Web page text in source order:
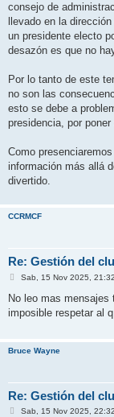
consejo de
llevado en la
un presidente electo
desazón es que no
Por lo tanto de este
no son las
esto se debe a
presidencia, por
Como
información más allá
divertido.
CCRMCF
Re: Gestión del
M
n
a
Sab, 15 Nov 2025, 21:32
No leo mas
imposible respetar al
Bruce Wayne
Re: Gestión del
MSab, 15 Nov 2025, 22:32